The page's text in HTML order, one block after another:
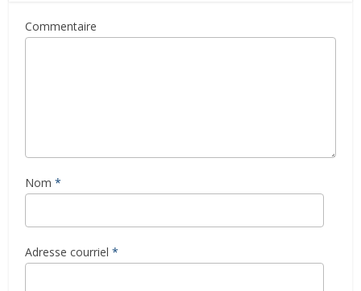
Commentaire
Nom *
Adresse courriel *